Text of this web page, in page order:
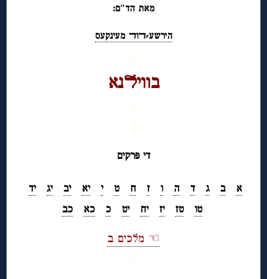
מאת הד″ם:
הירשע⸗ﬢוﬢ מעינקעס
◊
בוויﬥנא
◊
◊
די פּרקים
א ב ג ד ה ו ז ח ט י יא יב יג
יד
טו
טז יז יח יט כ כא כב
☜ מלכים ב
◊